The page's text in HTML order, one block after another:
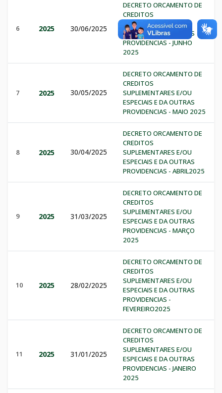
6 2025 30/06/2025
DECRETO ORCAMENTO DE
CREDITOS
SUPLEMENTARES E/OU
ESPECIAIS E DA OUTRAS
PROVIDENCIAS - JUNHO
2025
7 2025 30/05/2025
DECRETO ORCAMENTO DE
CREDITOS
SUPLEMENTARES E/OU
ESPECIAIS E DA OUTRAS
PROVIDENCIAS - MAIO 2025
8 2025 30/04/2025
DECRETO ORCAMENTO DE
CREDITOS
SUPLEMENTARES E/OU
ESPECIAIS E DA OUTRAS
PROVIDENCIAS - ABRIL2025
9 2025 31/03/2025
DECRETO ORCAMENTO DE
CREDITOS
SUPLEMENTARES E/OU
ESPECIAIS E DA OUTRAS
PROVIDENCIAS - MARÇO
2025
10 2025 28/02/2025
DECRETO ORCAMENTO DE
CREDITOS
SUPLEMENTARES E/OU
ESPECIAIS E DA OUTRAS
PROVIDENCIAS -
FEVEREIRO2025
11 2025 31/01/2025
DECRETO ORCAMENTO DE
CREDITOS
SUPLEMENTARES E/OU
ESPECIAIS E DA OUTRAS
PROVIDENCIAS - JANEIRO
2025